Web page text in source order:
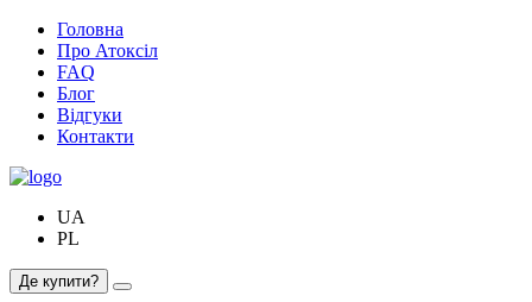
Головна
Про Атоксіл
FAQ
Блог
Відгуки
Контакти
UA
PL
Де купити?